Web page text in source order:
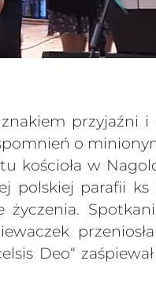
przyjaźni i
o
w
polskiej parafii
życzenia.
Deo“